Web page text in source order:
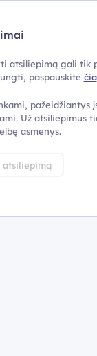
atsiliepimą gali tik
paspauskite čia
pažeidžiantys
Už atsiliepimus
asmenys.
atsiliepimą